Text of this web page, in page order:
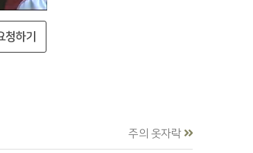
청하기
주의 옷자락